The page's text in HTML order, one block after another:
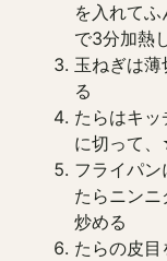
を入れて
で3分加熱
玉ねぎは
る
たらはキ
に切って
フライパ
たらニン
炒める
たらの皮